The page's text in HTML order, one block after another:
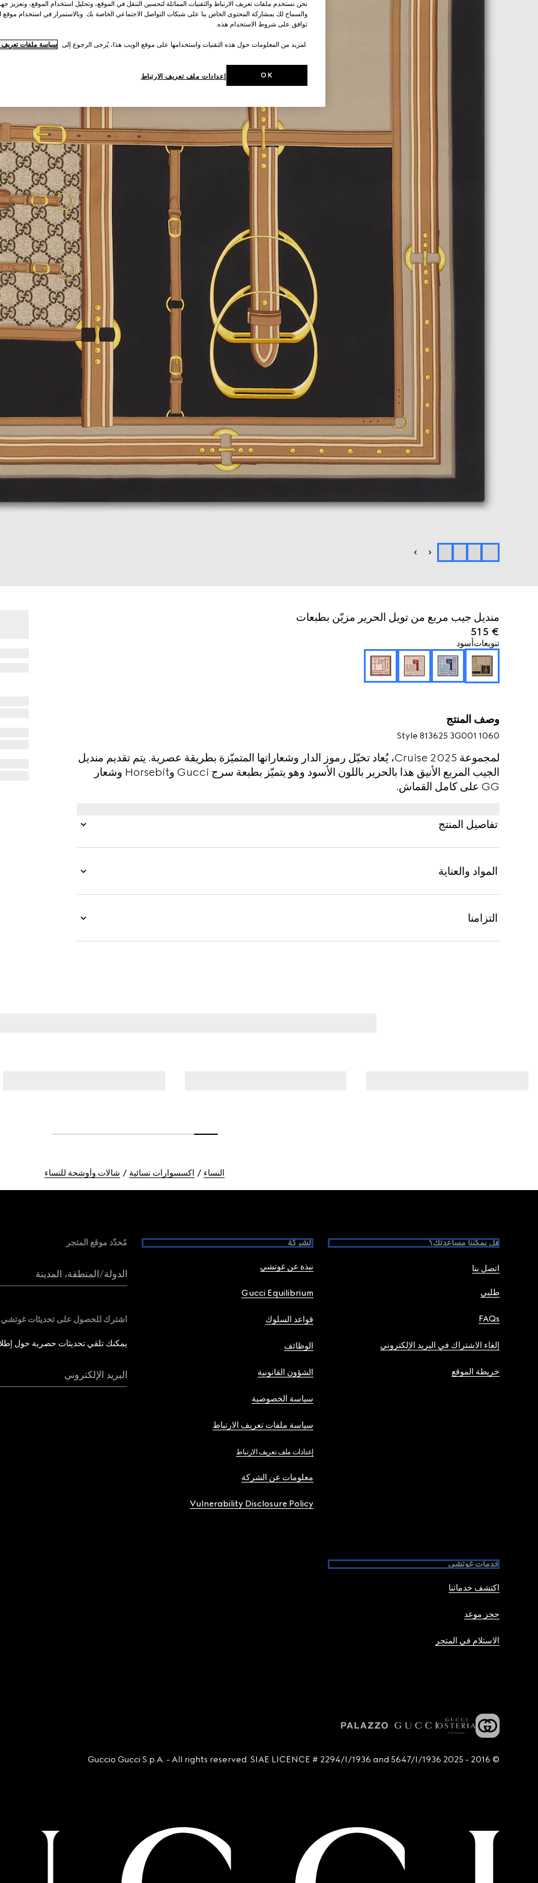
منديل جيب مربع من تويل الحرير مزيّن بطبعات
€ 515
تنويعاتأسود
وصف المنتج
Style ‎813625 3G001 1060
لمجموعة Cruise 2025، يُعاد تخيّل رموز الدار وشعاراتها المتميّزة بطريقة عصرية. يتم تقديم منديل
الجيب المربع الأنيق هذا بالحرير باللون الأسود وهو يتميّز بطبعة سرج Gucci وHorsebit وشعار
GG على كامل القماش.
تفاصيل المنتج
المواد والعناية
التزامنا
النساء اكسسوارات نسائية شالات وأوشحة للنساء
هل يمكننا مساعدتك؟
اتصل بنا
طلبي
FAQs
إلغاء الاشتراك في البريد الإلكتروني
خريطة الموقع
الشركة
نبذة عن غوتشي
Gucci Equilibrium
قواعد السلوك
الوظائف
الشؤون القانونية
سياسة الخصوصية
سياسة ملفات تعريف الارتباط
إعدادات ملف تعريف الارتباط
معلومات عن الشركة
Vulnerability Disclosure Policy
خدمات غوتشي
اكتشف خدماتنا
حجز موعد
الاستلام في المتجر
مُحدّد موقع المتجر
الدولة/المنطقة، المدينة
اشترك للحصول على تحديثات غوتشي
يمكنك تلقي تحديثات حصرية حول
البريد الإلكتروني
© 2016 - 2025 Guccio Gucci S.p.A. - All rights reserved. SIAE LICENCE # 2294/I/1936 and 5647/I/1936
نحن نستخدم ملفات تعريف الارتباط والتقنيات المماثلة لتحسين التنقل في الموقع، وتحليل استخدام الموقع، وتعزيز
والسماح لك بمشاركة المحتوى الخاص بنا على شبكات التواصل الاجتماعي الخاصة بك. وبالاستمرار في استخدام موقع
توافق على شروط الاستخدام هذه.
.لمزيد من المعلومات حول هذه التقنيات واستخدامها على موقع الويب هذا، يُرجى الرجوع إلى سياسة ملفات تعريف
إعدادات ملف تعريف الارتباط OK